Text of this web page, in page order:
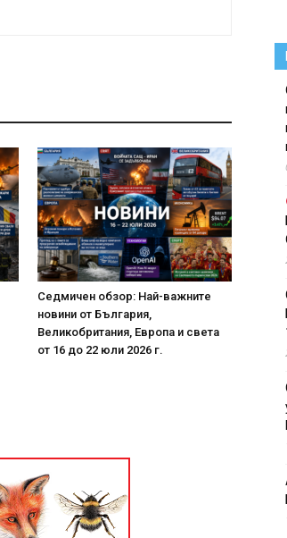
Седмичен обзор: Най-важните
новини от България,
Великобритания, Европа и света
от 16 до 22 юли 2026 г.